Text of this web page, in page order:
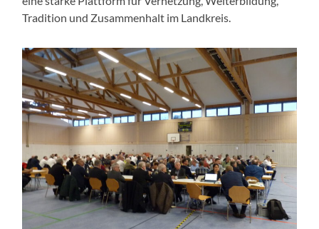
Tradition und Zusammenhalt im Landkreis.